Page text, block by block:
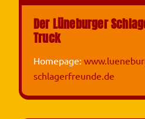
Der Lüneburger
Truck
Homepage:
schlagerfreunde.de